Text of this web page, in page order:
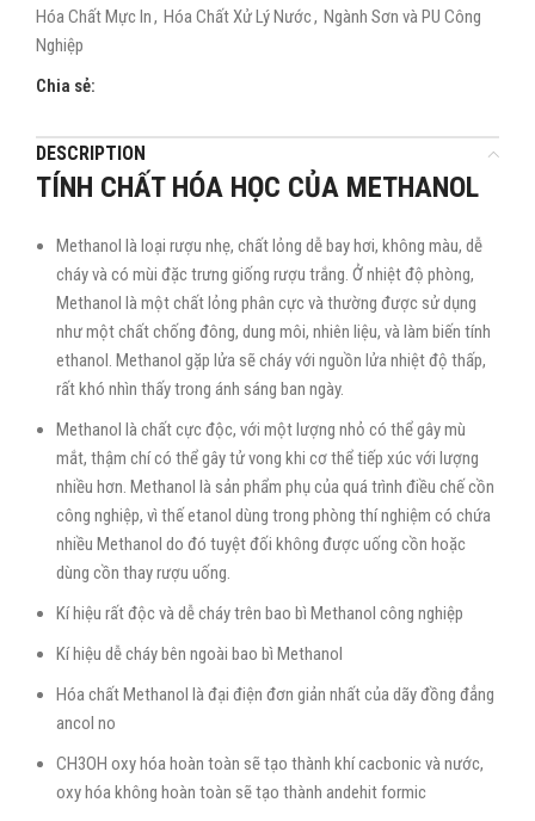
Hóa Chất Mực In, Hóa Chất Xử Lý Nước, Ngành Sơn và PU Công
Nghiệp
Chia sẻ:
DESCRIPTION
TÍNH CHẤT HÓA HỌC CỦA METHANOL
Methanol là loại rượu nhẹ, chất lỏng dễ bay hơi, không màu, dễ
cháy và có mùi đặc trưng giống rượu trắng. Ở nhiệt độ phòng,
Methanol là một chất lỏng phân cực và thường được sử dụng
như một chất chống đông, dung môi, nhiên liệu, và làm biến tính
ethanol. Methanol gặp lửa sẽ cháy với nguồn lửa nhiệt độ thấp,
rất khó nhìn thấy trong ánh sáng ban ngày.
Methanol là chất cực độc, với một lượng nhỏ có thể gây mù
mắt, thậm chí có thể gây tử vong khi cơ thể tiếp xúc với lượng
nhiều hơn. Methanol là sản phẩm phụ của quá trình điều chế cồn
công nghiệp, vì thế etanol dùng trong phòng thí nghiệm có chứa
nhiều Methanol do đó tuyệt đối không được uống cồn hoặc
dùng cồn thay rượu uống.
Kí hiệu rất độc và dễ cháy trên bao bì Methanol công nghiệp
Kí hiệu dễ cháy bên ngoài bao bì Methanol
Hóa chất Methanol là đại điện đơn giản nhất của dãy đồng đẳng
ancol no
CH3OH oxy hóa hoàn toàn sẽ tạo thành khí cacbonic và nước,
oxy hóa không hoàn toàn sẽ tạo thành andehit formic